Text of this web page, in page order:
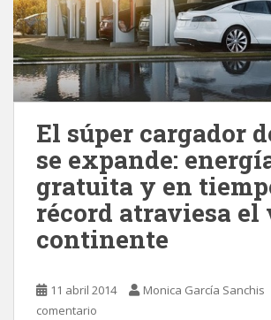
El súper cargador
se expande:
gratuita y en
récord atraviesa el
continente
11 abril 2014 Monica García Sanchis
comentario